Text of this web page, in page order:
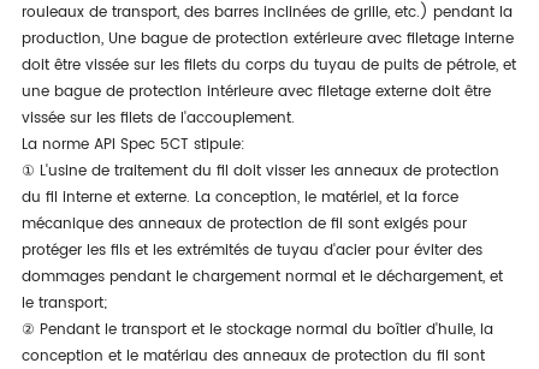
rouleaux de transport, des barres inclinées de grille, etc.) pendant la
production, Une bague de protection extérieure avec filetage interne
doit être vissée sur les filets du corps du tuyau de puits de pétrole, et
une bague de protection intérieure avec filetage externe doit être
vissée sur les filets de l'accouplement.
La norme API Spec 5CT stipule:
① L'usine de traitement du fil doit visser les anneaux de protection
du fil interne et externe. La conception, le matériel, et la force
mécanique des anneaux de protection de fil sont exigés pour
protéger les fils et les extrémités de tuyau d'acier pour éviter des
dommages pendant le chargement normal et le déchargement, et
le transport;
② Pendant le transport et le stockage normal du boîtier d'huile, la
conception et le matériau des anneaux de protection du fil sont